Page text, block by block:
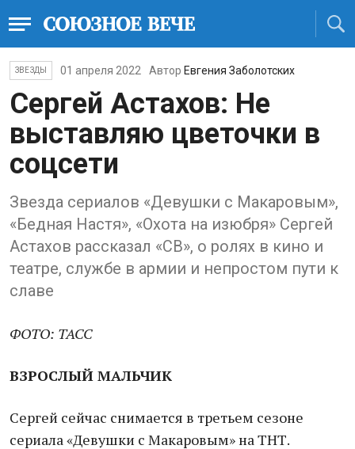
ЗВЕЗДЫ 01 апреля 2022 Автор Евгения Заболотских
Сергей Астахов: Не
выставляю цветочки в
соцсети
Звезда сериалов «Девушки с Макаровым»,
«Бедная Настя», «Охота на изюбря» Сергей
Астахов рассказал «СВ», о ролях в кино и
театре, службе в армии и непростом пути к
славе
ФОТО: ТАСС
ВЗРОСЛЫЙ МАЛЬЧИК
Сергей сейчас снимается в третьем сезоне
сериала «Девушки с Макаровым» на ТНТ.